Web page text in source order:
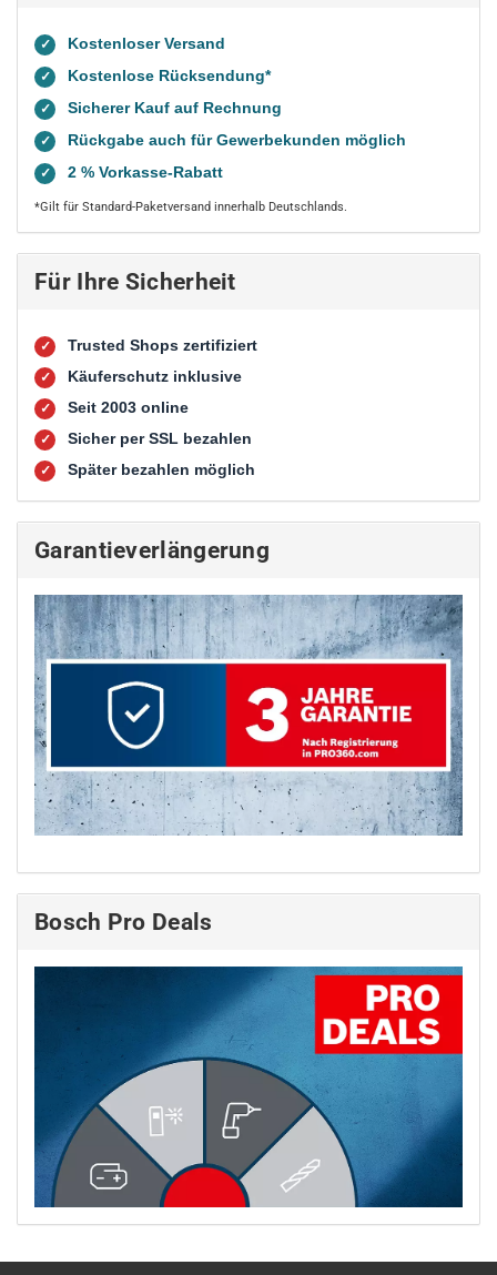
✓ Kostenloser Versand
✓ Kostenlose Rücksendung*
✓ Sicherer Kauf auf Rechnung
✓ Rückgabe auch für Gewerbekunden möglich
✓ 2 % Vorkasse-Rabatt
*Gilt für Standard-Paketversand innerhalb Deutschlands.
Für Ihre Sicherheit
✓ Trusted Shops zertifiziert
✓ Käuferschutz inklusive
✓ Seit 2003 online
✓ Sicher per SSL bezahlen
✓ Später bezahlen möglich
Garantieverlängerung
Bosch Pro Deals